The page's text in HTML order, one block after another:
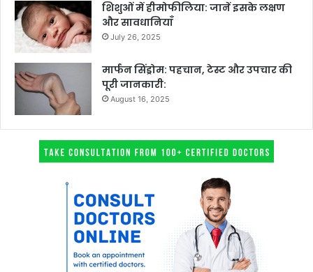
शिशुओं में हीमोफीलिया: जानें इसके लक्षण
और सावधानियाँ
July 26, 2025
मार्फन सिंड्रोम: पहचान, टेस्ट और उपचार की
पूरी जानकारी:
August 16, 2025